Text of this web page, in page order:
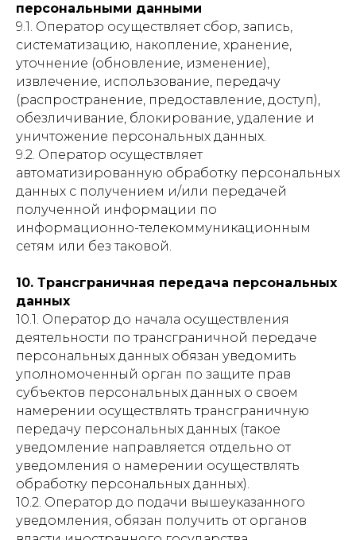
персональными данными
9.1. Оператор осуществляет сбор, запись,
систематизацию, накопление, хранение,
уточнение (обновление, изменение),
извлечение, использование, передачу
(распространение, предоставление, доступ),
обезличивание, блокирование, удаление и
уничтожение персональных данных.
9.2. Оператор осуществляет
автоматизированную обработку персональных
данных с получением и/или передачей
полученной информации по
информационно-телекоммуникационным
сетям или без таковой.
10. Трансграничная передача персональных
данных
10.1. Оператор до начала осуществления
деятельности по трансграничной передаче
персональных данных обязан уведомить
уполномоченный орган по защите прав
субъектов персональных данных о своем
намерении осуществлять трансграничную
передачу персональных данных (такое
уведомление направляется отдельно от
уведомления о намерении осуществлять
обработку персональных данных).
10.2. Оператор до подачи вышеуказанного
уведомления, обязан получить от органов